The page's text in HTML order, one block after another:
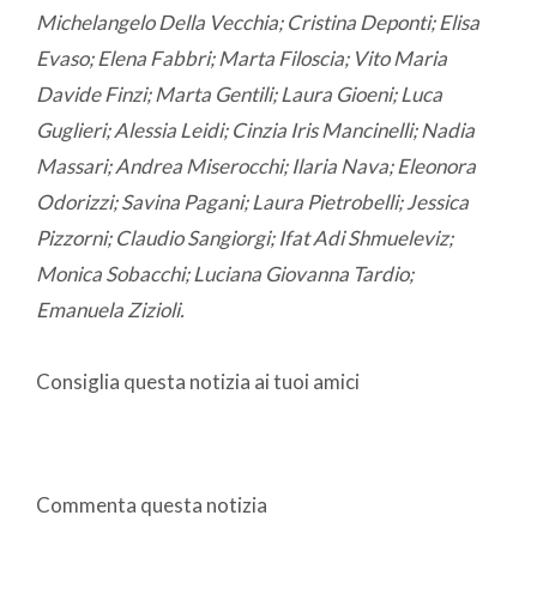
Michelangelo Della Vecchia; Cristina Deponti; Elisa
Evaso; Elena Fabbri; Marta Filoscia; Vito Maria
Davide Finzi; Marta Gentili; Laura Gioeni; Luca
Guglieri; Alessia Leidi; Cinzia Iris Mancinelli; Nadia
Massari; Andrea Miserocchi; Ilaria Nava; Eleonora
Odorizzi; Savina Pagani; Laura Pietrobelli; Jessica
Pizzorni; Claudio Sangiorgi; Ifat Adi Shmueleviz;
Monica Sobacchi; Luciana Giovanna Tardio;
Emanuela Zizioli.
Consiglia questa notizia ai tuoi amici
Commenta questa notizia